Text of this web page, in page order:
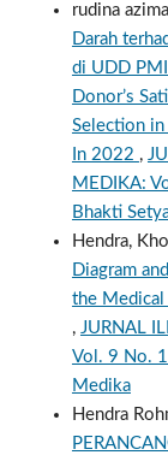
rudina
Darah
di UDD
Donor’s
Selection in
In 2022 ,
MEDIKA:
Bhakti
Hendra,
Diagram
the Medical
, JURNAL
Vol. 9 No.
Medika
Hendra